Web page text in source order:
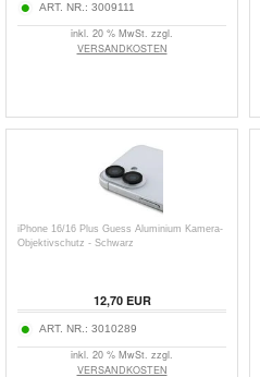
ART. NR.: 3009111
inkl. 20 % MwSt. zzgl.
VERSANDKOSTEN
iPhone 16/16 Plus Guess Aluminium Kamera-
Objektivschutz - Schwarz
12,70EUR
ART. NR.: 3010289
inkl. 20 % MwSt. zzgl.
VERSANDKOSTEN